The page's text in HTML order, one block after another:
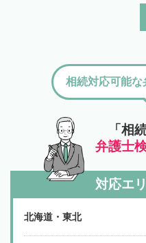
「相
弁護士
相続対応可能な
対応エ
北海道・東北